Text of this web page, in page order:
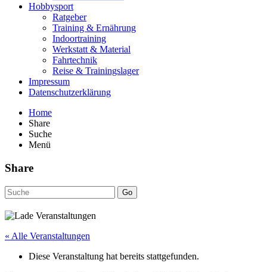
Hobbysport
Ratgeber
Training & Ernährung
Indoortraining
Werkstatt & Material
Fahrtechnik
Reise & Trainingslager
Impressum
Datenschutzerklärung
Home
Share
Suche
Menü
Share
Go
« Alle Veranstaltungen
Diese Veranstaltung hat bereits stattgefunden.